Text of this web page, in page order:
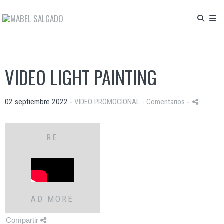
VIDEO LIGHT PAINTING
02 septiembre 2022 - VIDEO PROMOCIONAL - Comentarios -
RE
AD MORE
Compartir